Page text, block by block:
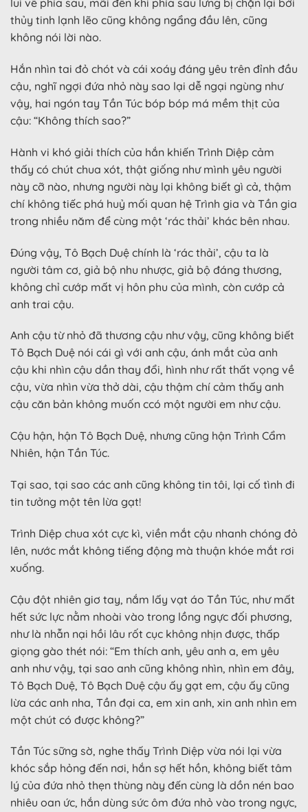
lui về phía sau, mãi đến khi phía sau lưng bị chặn lại bới
thủy tinh lạnh lẽo cũng không ngẩng đầu lên, cũng
không nói lời nào.
Hắn nhìn tai đỏ chót và cái xoáy đáng yêu trên đỉnh đầu
cậu, nghĩ ngợi đứa nhỏ này sao lại dễ ngại ngùng như
vậy, hai ngón tay Tần Túc bóp bóp má mềm thịt của
cậu: “Không thích sao?”
Hành vi khó giải thích của hắn khiến Trình Diệp cảm
thấy có chút chua xót, thật giống như mình yêu người
này cỡ nào, nhưng người này lại không biết gì cả, thậm
chí không tiếc phá huỷ mối quan hệ Trình gia và Tần gia
trong nhiều năm để cùng một ‘rác thải’ khác bên nhau.
Đúng vậy, Tô Bạch Duệ chính là ‘rác thải’, cậu ta là
người tâm cơ, giả bộ nhu nhược, giả bộ đáng thương,
không chỉ cướp mất vị hôn phu của mình, còn cướp cả
anh trai cậu.
Anh cậu từ nhỏ đã thương cậu như vậy, cũng không biết
Tô Bạch Duệ nói cái gì với anh cậu, ánh mắt của anh
cậu khi nhìn cậu dần thay đổi, hình như rất thất vọng về
cậu, vừa nhìn vừa thở dài, cậu thậm chí cảm thấy anh
cậu căn bản không muốn ccó một người em như cậu.
Cậu hận, hận Tô Bạch Duệ, nhưng cũng hận Trình Cẩm
Nhiên, hận Tần Túc.
Tại sao, tại sao các anh cũng không tin tôi, lại cố tình đi
tin tưởng một tên lừa gạt!
Trình Diệp chua xót cực kì, viền mắt cậu nhanh chóng đỏ
lên, nước mắt không tiếng động mà thuận khóe mắt rơi
xuống.
Cậu đột nhiên giơ tay, nắm lấy vạt áo Tần Túc, như mất
hết sức lực nằm nhoài vào trong lồng ngực đối phương,
như là nhẫn nại hồi lâu rốt cục không nhịn được, thấp
giọng gào thét nói: “Em thích anh, yêu anh a, em yêu
anh như vậy, tại sao anh cũng không nhìn, nhìn em đây,
Tô Bạch Duệ, Tô Bạch Duệ cậu ấy gạt em, cậu ấy cũng
lừa các anh nha, Tần đại ca, em xin anh, xin anh nhìn em
một chút có được không?”
Tần Túc sững sờ, nghe thấy Trình Diệp vừa nói lại vừa
khóc sắp hỏng đến nơi, hắn sợ hết hồn, không biết tâm
lý của đứa nhỏ thẹn thùng này đến cùng là dồn nén bao
nhiêu oan ức, hắn dùng sức ôm đứa nhỏ vào trong ngực,